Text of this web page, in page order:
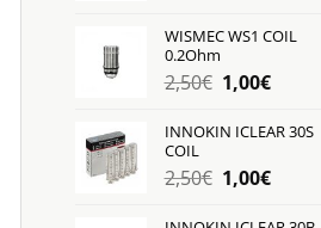
was: τιμή
1,00€.
WISMEC WS1 COIL
0.2Ohm
2,50€ Original
was:
1,00€Η
τιμή
1,00€.
INNOKIN ICLEAR 30S
COIL
2,50€ Original
1,00€Η